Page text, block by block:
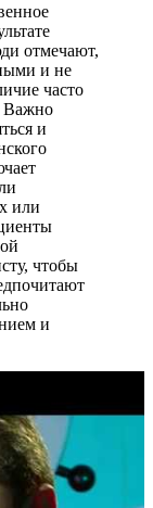
отмечают,
и не
часто
Важно
и
или
чтобы
и